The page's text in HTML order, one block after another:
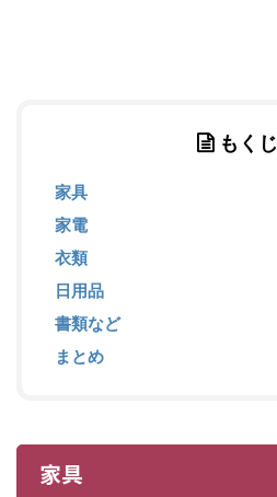
もくじ
家具
家電
衣類
日用品
書類など
まとめ
家具